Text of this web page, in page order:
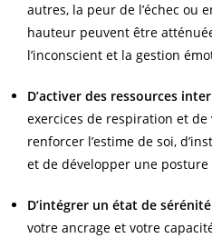
autres, la peur de l’échec ou
hauteur peuvent être
l’inconscient et la gestion
D’activer des ressources
exercices de respiration et
renforcer l’estime de soi,
et de développer une
D’intégrer un état de
votre ancrage et votre